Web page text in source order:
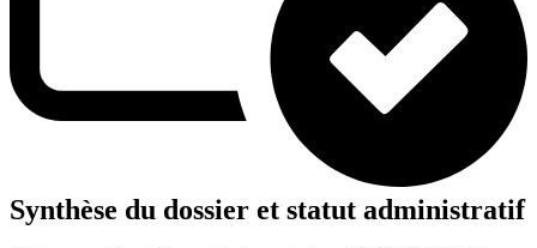
Synthèse du dossier et statut administratif